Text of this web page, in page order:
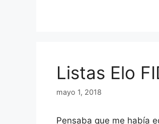
Listas Elo
mayo 1, 2018
Pensaba que me había